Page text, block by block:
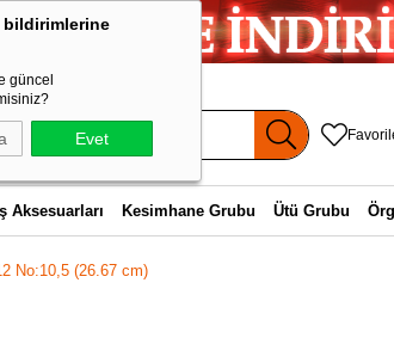
güncel
Evet
Aksesuarları Kesimhane Grubu Ütü Grubu
No:10,5 (26.67 cm)